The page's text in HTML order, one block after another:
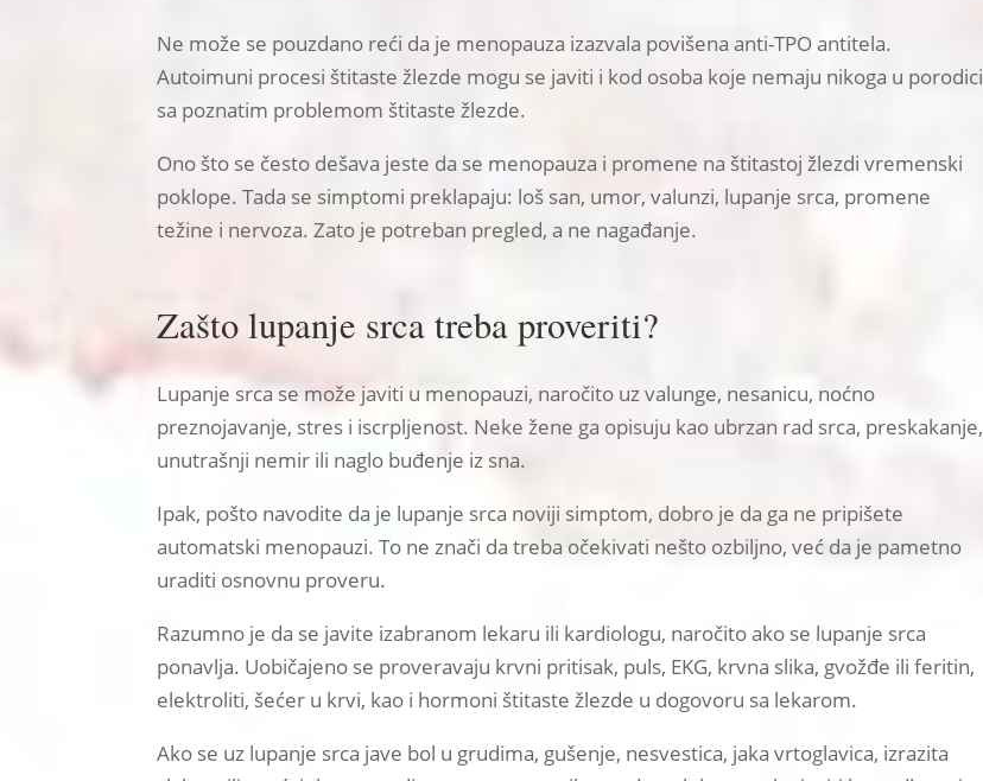
Ne može se pouzdano reći da je menopauza izazvala povišena anti-TPO antitela.
Autoimuni procesi štitaste žlezde mogu se javiti i kod osoba koje nemaju nikoga u porodici
sa poznatim problemom štitaste žlezde.
Ono što se često dešava jeste da se menopauza i promene na štitastoj žlezdi vremenski
poklope. Tada se simptomi preklapaju: loš san, umor, valunzi, lupanje srca, promene
težine i nervoza. Zato je potreban pregled, a ne nagađanje.
Zašto lupanje srca treba proveriti?
Lupanje srca se može javiti u menopauzi, naročito uz valunge, nesanicu, noćno
preznojavanje, stres i iscrpljenost. Neke žene ga opisuju kao ubrzan rad srca, preskakanje,
unutrašnji nemir ili naglo buđenje iz sna.
Ipak, pošto navodite da je lupanje srca noviji simptom, dobro je da ga ne pripišete
automatski menopauzi. To ne znači da treba očekivati nešto ozbiljno, već da je pametno
uraditi osnovnu proveru.
Razumno je da se javite izabranom lekaru ili kardiologu, naročito ako se lupanje srca
ponavlja. Uobičajeno se proveravaju krvni pritisak, puls, EKG, krvna slika, gvožđe ili feritin,
elektroliti, šećer u krvi, kao i hormoni štitaste žlezde u dogovoru sa lekarom.
Ako se uz lupanje srca jave bol u grudima, gušenje, nesvestica, jaka vrtoglavica, izrazita